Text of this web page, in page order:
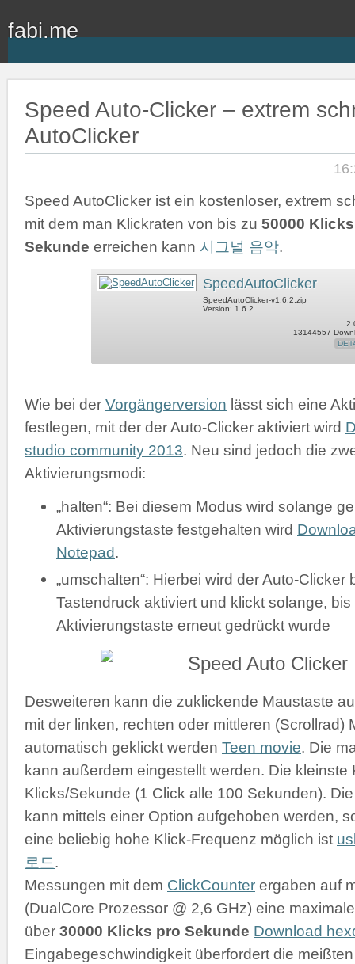
fabi.me
Speed Auto-Clicker – extrem
AutoClicker
Speed AutoClicker ist ein kostenloser, extrem
mit dem man Klickraten von bis zu 50000
Sekunde erreichen kann 시그널 음악.
SpeedAutoClicker
SpeedAutoClicker-v1.6.2.zip
Version: 1.6.2
13144557
Wie bei der Vorgängerversion lässt sich eine
festlegen, mit der der Auto-Clicker aktiviert wird
studio community 2013. Neu sind jedoch die
Aktivierungsmodi:
„halten“: Bei diesem Modus wird solange
Aktivierungstaste festgehalten wird
Notepad.
„umschalten“: Hierbei wird der Auto-Clicker
Tastendruck aktiviert und klickt solange, bis
Aktivierungstaste erneut gedrückt wurde
Desweiteren kann die zuklickende Maustaste
mit der linken, rechten oder mittleren (Scrollrad)
automatisch geklickt werden Teen movie. Die
kann außerdem eingestellt werden. Die kleinste
Klicks/Sekunde (1 Click alle 100 Sekunden).
kann mittels einer Option aufgehoben werden,
eine beliebig hohe Klick-Frequenz möglich ist
로드.
Messungen mit dem ClickCounter ergaben auf
(DualCore Prozessor @ 2,6 GHz) eine
über 30000 Klicks pro Sekunde Download
Eingabegeschwindigkeit überfordert die